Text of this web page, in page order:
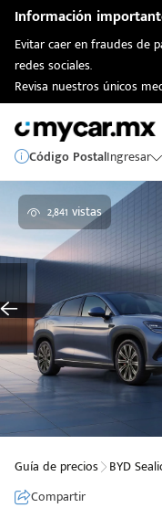
Información
Evitar caer en fraudes de
redes sociales.
Revisa nuestros únicos
Código PostalIngresar
2,841 vistas
Guía de precios BYD
Compartir